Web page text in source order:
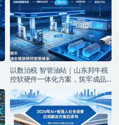
以数治税 智管油站｜山东邦牛税
控软硬件一体化方案，筑牢成品
油全链条监管防线